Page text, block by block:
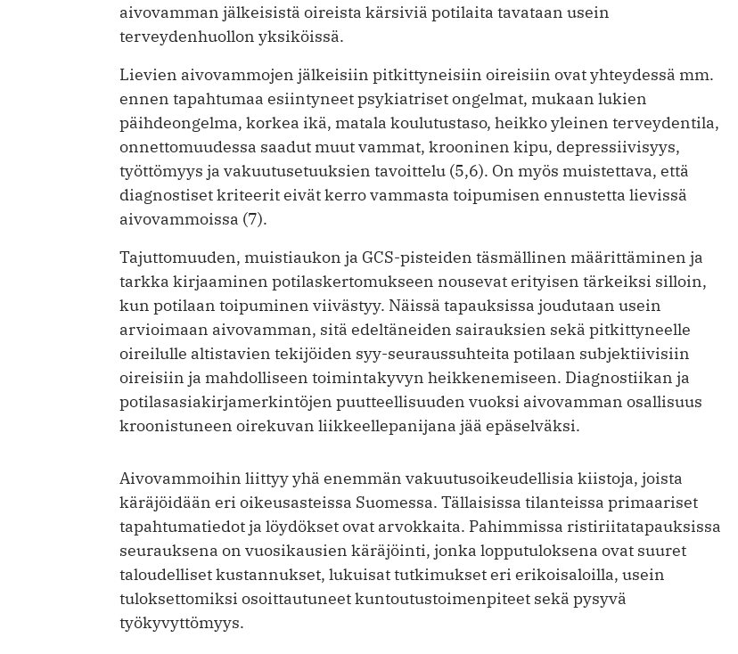
aivovamman jälkeisistä oireista kärsiviä potilaita tavataan usein
terveydenhuollon yksiköissä.
Lievien aivovammojen jälkeisiin pitkittyneisiin oireisiin ovat yhteydessä mm.
ennen tapahtumaa esiintyneet psykiatriset ongelmat, mukaan lukien
päihdeongelma, korkea ikä, matala koulutustaso, heikko yleinen terveydentila,
onnettomuudessa saadut muut vammat, krooninen kipu, depressiivisyys,
työttömyys ja vakuutusetuuksien tavoittelu (5,6). On myös muistettava, että
diagnostiset kriteerit eivät kerro vammasta toipumisen ennustetta lievissä
aivovammoissa (7).
Tajuttomuuden, muistiaukon ja GCS-pisteiden täsmällinen määrittäminen ja
tarkka kirjaaminen potilaskertomukseen nousevat erityisen tärkeiksi silloin,
kun potilaan toipuminen viivästyy. Näissä tapauksissa joudutaan usein
arvioimaan aivovamman, sitä edeltäneiden sairauksien sekä pitkittyneelle
oireilulle altistavien tekijöiden syy-seuraussuhteita potilaan subjektiivisiin
oireisiin ja mahdolliseen toimintakyvyn heikkenemiseen. Diagnostiikan ja
potilasasiakirjamerkintöjen puutteellisuuden vuoksi aivovamman osallisuus
kroonistuneen oirekuvan liikkeellepanijana jää epäselväksi.
Aivovammoihin liittyy yhä enemmän vakuutusoikeudellisia kiistoja, joista
käräjöidään eri oikeusasteissa Suomessa. Tällaisissa tilanteissa primaariset
tapahtumatiedot ja löydökset ovat arvokkaita. Pahimmissa ristiriitatapauksissa
seurauksena on vuosikausien käräjöinti, jonka lopputuloksena ovat suuret
taloudelliset kustannukset, lukuisat tutkimukset eri erikoisaloilla, usein
tuloksettomiksi osoittautuneet kuntoutustoimenpiteet sekä pysyvä
työkyvyttömyys.